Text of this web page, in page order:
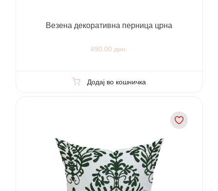
Везена декоративна перница црна
490.00 ден.
Додај во кошничка